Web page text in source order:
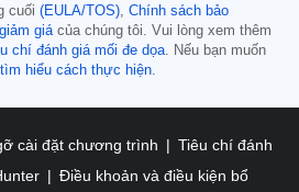
cuối (EULA/TOS), Chính sách bảo
giácủa chúng tôi. Vui lòng xem thêm
chí đánh giá mối đe dọa. Nếu bạn muốn
hiểu cách thực hiện.
cài đặt chương trình
Tiêu chí đánh
Điều khoản và điều kiện bổ